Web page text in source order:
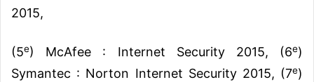
2015,
(5e) McAfee : Internet Security 2015, (6e)
Symantec : Norton Internet Security 2015, (7e)